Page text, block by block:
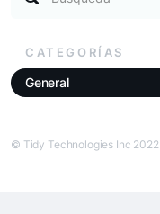
CATEGORÍAS
General
© Tidy Technologies Inc 2022